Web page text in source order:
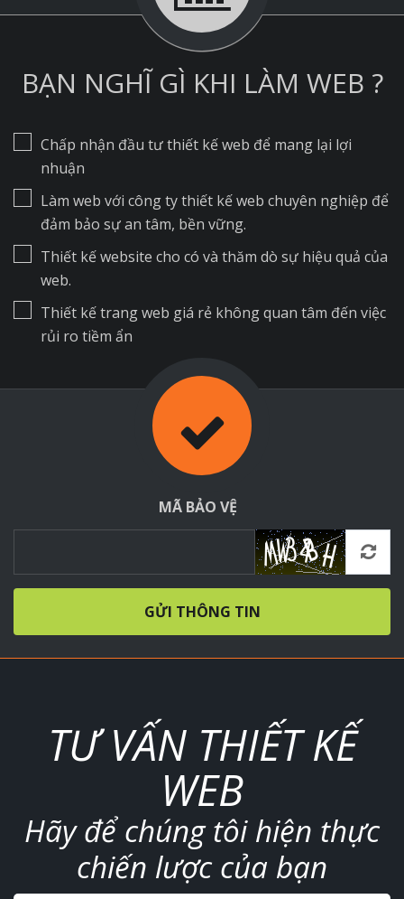
BẠN NGHĨ GÌ KHI LÀM WEB ?
Chấp nhận đầu tư thiết kế web để mang lại lợi
nhuận
Làm web với công ty thiết kế web chuyên nghiệp để
đảm bảo sự an tâm, bền vững.
Thiết kế website cho có và thăm dò sự hiệu quả của
web.
Thiết kế trang web giá rẻ không quan tâm đến việc
rủi ro tiềm ẩn
MÃ BẢO VỆ
GỬI THÔNG TIN
TƯ VẤN THIẾT KẾ
WEB
Hãy để chúng tôi hiện thực
chiến lược của bạn